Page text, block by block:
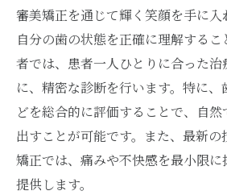
審美矯正を通じて輝く笑顔を手に
自分の歯の状態を正確に理解する
者では、患者一人ひとりに合った治
に、精密な診断を行います。特に、
どを総合的に評価することで、自
出すことが可能です。また、最新
矯正では、痛みや不快感を最小限
提供します。